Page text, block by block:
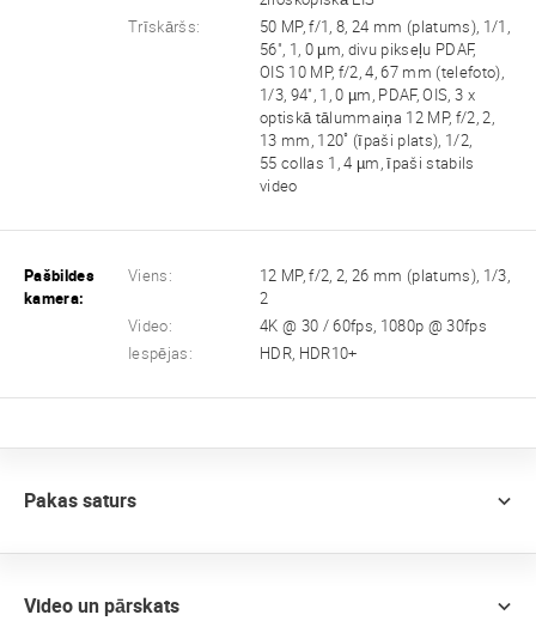
Trīskāršs:
50 MP, f/1, 8, 24 mm (platums), 1/1,
56", 1, 0 µm, divu pikseļu PDAF,
OIS 10 MP, f/2, 4, 67 mm (telefoto),
1/3, 94", 1, 0 µm, PDAF, OIS, 3 x
optiskā tālummaiņa 12 MP, f/2, 2,
13 mm, 120˚ (īpaši plats), 1/2,
55 collas 1, 4 µm, īpaši stabils
video
Pašbildes
kamera:
Viens:
12 MP, f/2, 2, 26 mm (platums), 1/3,
2
Video:
4K @ 30 / 60fps, 1080p @ 30fps
Iespējas:
HDR, HDR10+
Pakas saturs
Video un pārskats